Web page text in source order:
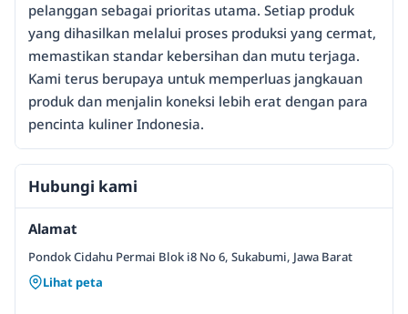
pelanggan sebagai prioritas utama. Setiap produk
yang dihasilkan melalui proses produksi yang cermat,
memastikan standar kebersihan dan mutu terjaga.
Kami terus berupaya untuk memperluas jangkauan
produk dan menjalin koneksi lebih erat dengan para
pencinta kuliner Indonesia.
Hubungi kami
Alamat
Pondok Cidahu Permai Blok i8 No 6, Sukabumi, Jawa Barat
Lihat peta